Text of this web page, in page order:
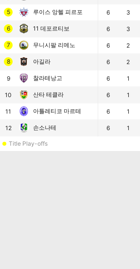
5 루이스 앙헬 피르포
6 11 데포르티보
7 무니시팔 리메노
8 아길라
9 찰라테낭고
10 산타 테클라
11 아틀레티코 마르테
12 손소나테
6 3
6 3
6 2
6 2
6 1
6 1
6 1
6 1
Title Play-offs